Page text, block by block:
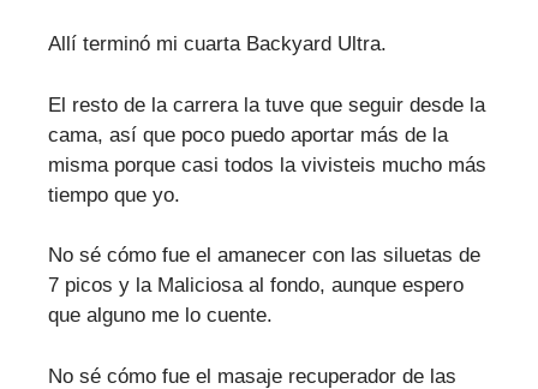
Allí terminó mi cuarta Backyard Ultra.
El resto de la carrera la tuve que seguir desde la
cama, así que poco puedo aportar más de la
misma porque casi todos la vivisteis mucho más
tiempo que yo.
No sé cómo fue el amanecer con las siluetas de
7 picos y la Maliciosa al fondo, aunque espero
que alguno me lo cuente.
No sé cómo fue el masaje recuperador de las